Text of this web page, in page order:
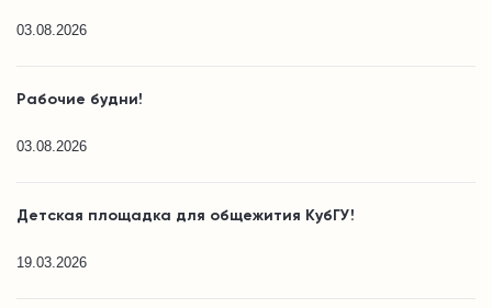
03.08.2026
Рабочие будни!
03.08.2026
Детская площадка для общежития КубГУ!
19.03.2026